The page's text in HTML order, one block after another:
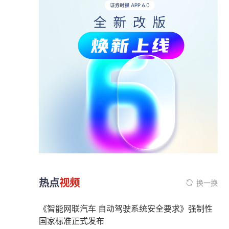
热点视频 换一换
《智能网联汽车 自动驾驶系统安全要求》强制性
国家标准正式发布